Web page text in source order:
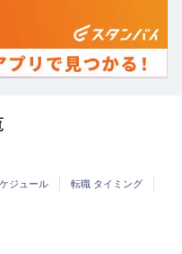
ジュール
転職 タイミング